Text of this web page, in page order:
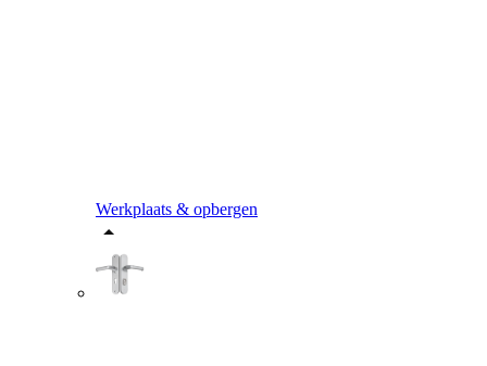
Werkplaats & opbergen